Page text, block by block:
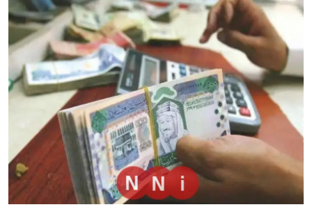
مال وأعمال
تقنية
التعليم
منوعات